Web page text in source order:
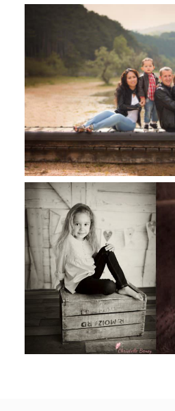
Maéline & Maxime
Théa & Zoé, séance
studio Toulouse,